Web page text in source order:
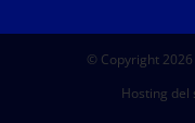
© Copyright 2026
Hosting del